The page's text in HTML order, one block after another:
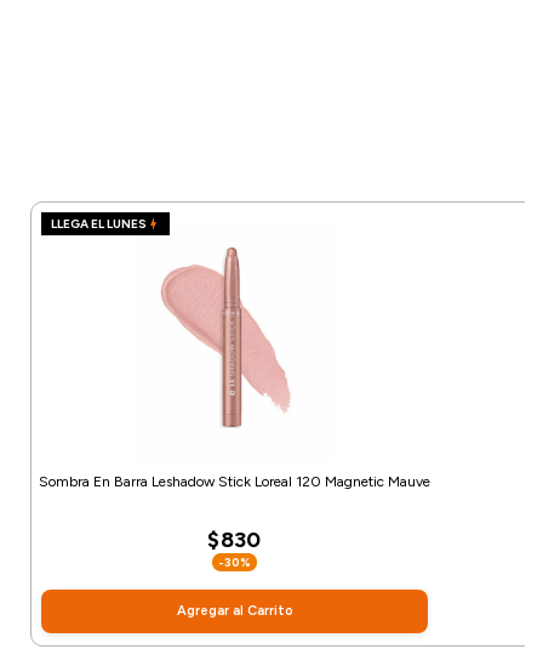
LLEGA EL LUNES
Sombra En Barra Leshadow Stick Loreal 120 Magnetic Mauve
$830
-30%
Agregar al Carrito